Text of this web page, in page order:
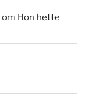
om Hon hette